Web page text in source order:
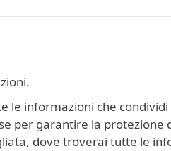
le informazioni che condividi
per garantire la protezione
dove troverai tutte le